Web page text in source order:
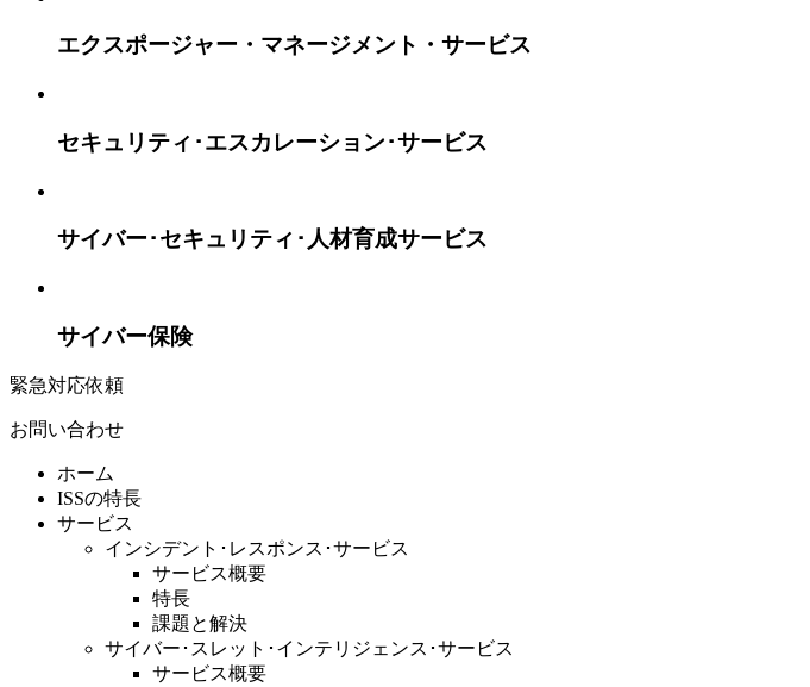
エクスポージャー・マネージメント・ サービス
セキュリティ･エスカレーション･サービス
サイバー･セキュリティ･ 人材育成サービス
サイバー保険
緊急対応依頼
お問い合わせ
ホーム
ISSの特長
サービス
インシデント･レスポンス･サービス
サービス概要
特長
課題と解決
サイバー･スレット･インテリジェンス･サービス
サービス概要